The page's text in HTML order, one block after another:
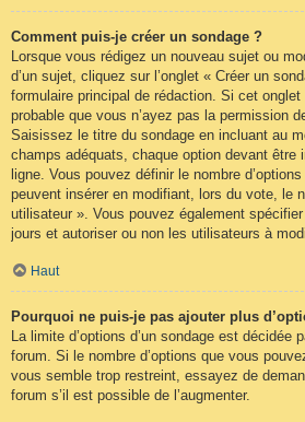
Comment puis-je créer un sondage ?
Lorsque vous rédigez un nouveau sujet ou
d’un sujet, cliquez sur l’onglet « Créer un
formulaire principal de rédaction. Si cet
probable que vous n’ayez pas la permission
Saisissez le titre du sondage en incluant au
champs adéquats, chaque option devant être
ligne. Vous pouvez définir le nombre
peuvent insérer en modifiant, lors du vote, le
utilisateur ». Vous pouvez également
jours et autoriser ou non les utilisateurs à
Haut
Pourquoi ne puis-je pas ajouter plus
La limite d’options d’un sondage est décidée
forum. Si le nombre d’options que vous
vous semble trop restreint, essayez de
forum s’il est possible de l’augmenter.